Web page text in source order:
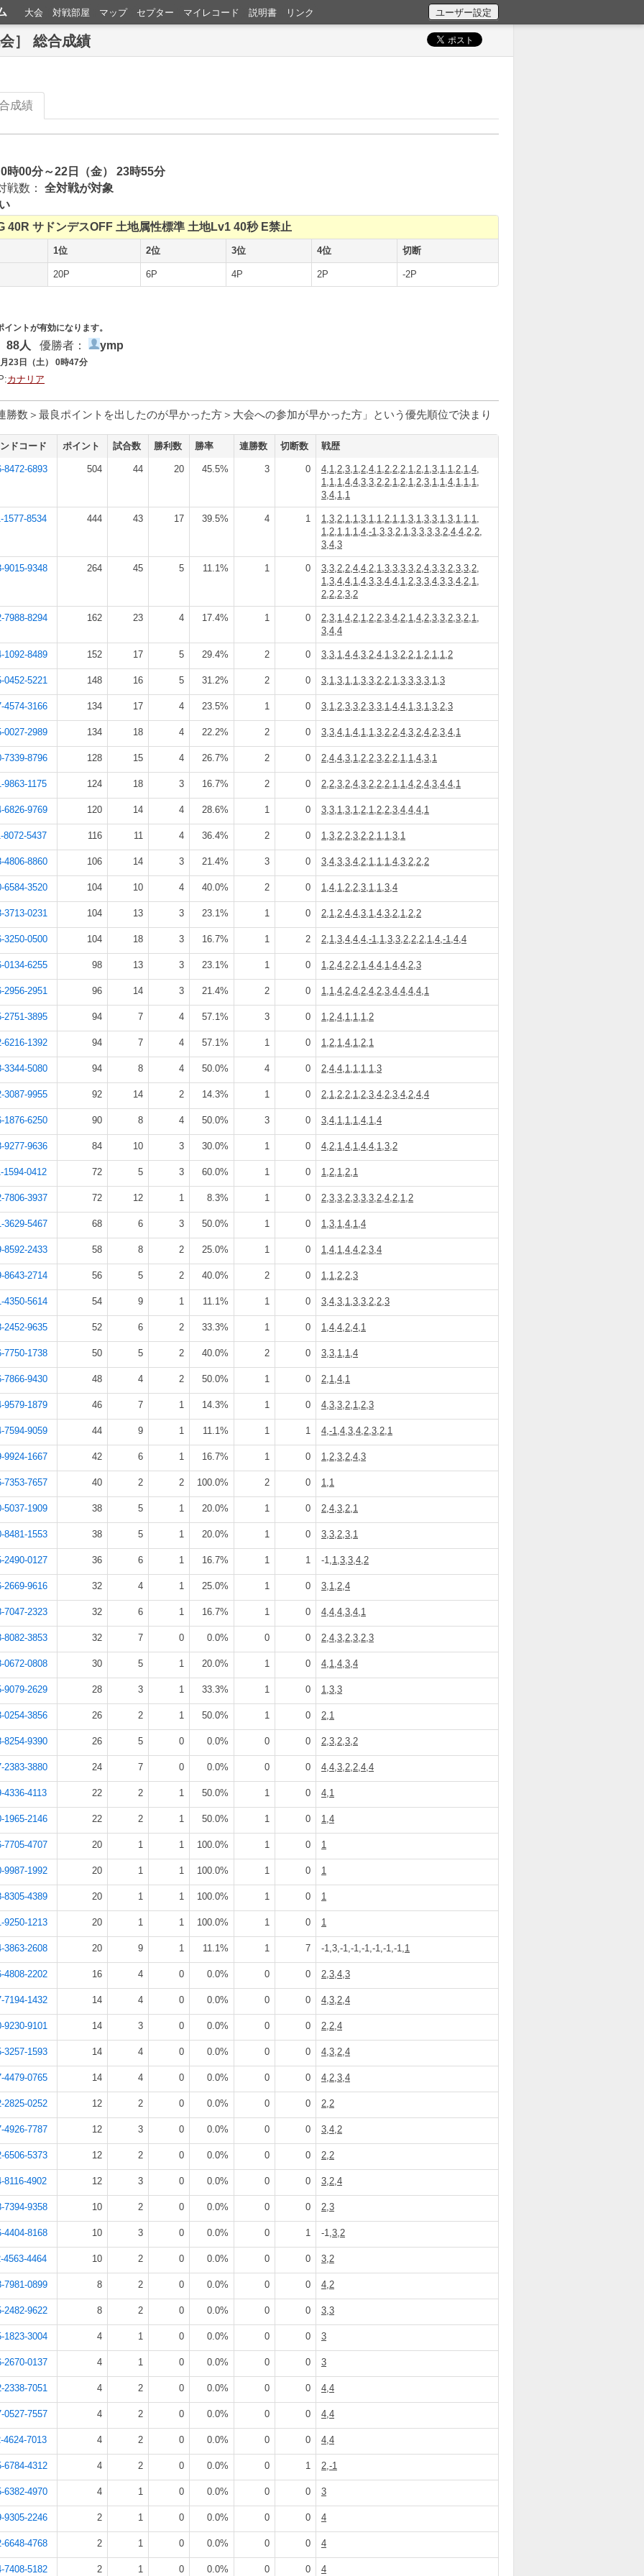
大会 対戦部屋 マップ セプター マイレコード 説明書 リンク
］ 総合成績
成績
時00分～22日（金） 23時55分
戦数： 全対戦が対象
40R サドンデスOFF 土地属性標準 土地Lv1 40秒 E禁止
1位 2位 3位 4位 切断
20P 6P 4P 2P -2P
ントが有効になります。
88人 優勝者： ymp
23日（土） 0時47分
カナリア
数＞最良ポイントを出したのが早かった方＞大会への参加が早かった方」という優先順位で決まり
ドコード ポイント 試合数 勝利数 勝率 連勝数 切断数 戦歴
8472-6893 504 44 20 45.5% 3 0
4,1,2,3,1,2,4,1,2,2,2,1,2,1,3,1,1,2,1,4,
1,1,1,4,4,3,3,2,2,1,2,1,2,3,1,1,4,1,1,1,
3,4,1,1
1577-8534 444 43 17 39.5% 4 1
1,3,2,1,1,3,1,1,2,1,1,3,1,3,3,1,3,1,1,1,
1,2,1,1,1,4,-1,3,3,2,1,3,3,3,3,2,4,4,2,2,
3,4,3
9015-9348 264 45 5 11.1% 1 0
3,3,2,2,4,4,2,1,3,3,3,3,2,4,3,3,2,3,3,2,
1,3,4,4,1,4,3,3,4,4,1,2,3,3,4,3,3,4,2,1,
2,2,2,3,2
7988-8294 162 23 4 17.4% 1 0
2,3,1,4,2,1,2,2,3,4,2,1,4,2,3,3,2,3,2,1,
3,4,4
1092-8489 152 17 5 29.4% 2 0 3,3,1,4,4,3,2,4,1,3,2,2,1,2,1,1,2
0452-5221 148 16 5 31.2% 2 0 3,1,3,1,1,3,3,2,2,1,3,3,3,3,1,3
4574-3166 134 17 4 23.5% 1 0 3,1,2,3,3,2,3,3,1,4,4,1,3,1,3,2,3
0027-2989 134 18 4 22.2% 2 0 3,3,4,1,4,1,1,3,2,2,4,3,2,4,2,3,4,1
7339-8796 128 15 4 26.7% 2 0 2,4,4,3,1,2,2,3,2,2,1,1,4,3,1
9863-1175 124 18 3 16.7% 2 0 2,2,3,2,4,3,2,2,2,1,1,4,2,4,3,4,4,1
6826-9769 120 14 4 28.6% 1 0 3,3,1,3,1,2,1,2,2,3,4,4,4,1
8072-5437 116 11 4 36.4% 2 0 1,3,2,2,3,2,2,1,1,3,1
4806-8860 106 14 3 21.4% 3 0 3,4,3,3,4,2,1,1,1,4,3,2,2,2
6584-3520 104 10 4 40.0% 2 0 1,4,1,2,2,3,1,1,3,4
3713-0231 104 13 3 23.1% 1 0 2,1,2,4,4,3,1,4,3,2,1,2,2
3250-0500 104 18 3 16.7% 1 2 2,1,3,4,4,4,-1,1,3,3,2,2,2,1,4,-1,4,4
0134-6255 98 13 3 23.1% 1 0 1,2,4,2,2,1,4,4,1,4,4,2,3
2956-2951 96 14 3 21.4% 2 0 1,1,4,2,4,2,4,2,3,4,4,4,4,1
2751-3895 94 7 4 57.1% 3 0 1,2,4,1,1,1,2
6216-1392 94 7 4 57.1% 1 0 1,2,1,4,1,2,1
3344-5080 94 8 4 50.0% 4 0 2,4,4,1,1,1,1,3
3087-9955 92 14 2 14.3% 1 0 2,1,2,2,1,2,3,4,2,3,4,2,4,4
1876-6250 90 8 4 50.0% 3 0 3,4,1,1,1,4,1,4
9277-9636 84 10 3 30.0% 1 0 4,2,1,4,1,4,4,1,3,2
1594-0412 72 5 3 60.0% 1 0 1,2,1,2,1
7806-3937 72 12 1 8.3% 1 0 2,3,3,2,3,3,3,2,4,2,1,2
3629-5467 68 6 3 50.0% 1 0 1,3,1,4,1,4
8592-2433 58 8 2 25.0% 1 0 1,4,1,4,4,2,3,4
8643-2714 56 5 2 40.0% 2 0 1,1,2,2,3
4350-5614 54 9 1 11.1% 1 0 3,4,3,1,3,3,2,2,3
2452-9635 52 6 2 33.3% 1 0 1,4,4,2,4,1
7750-1738 50 5 2 40.0% 2 0 3,3,1,1,4
7866-9430 48 4 2 50.0% 1 0 2,1,4,1
9579-1879 46 7 1 14.3% 1 0 4,3,3,2,1,2,3
7594-9059 44 9 1 11.1% 1 1 4,-1,4,3,4,2,3,2,1
9924-1667 42 6 1 16.7% 1 0 1,2,3,2,4,3
7353-7657 40 2 2 100.0% 2 0 1,1
5037-1909 38 5 1 20.0% 1 0 2,4,3,2,1
8481-1553 38 5 1 20.0% 1 0 3,3,2,3,1
2490-0127 36 6 1 16.7% 1 1 -1,1,3,3,4,2
2669-9616 32 4 1 25.0% 1 0 3,1,2,4
7047-2323 32 6 1 16.7% 1 0 4,4,4,3,4,1
8082-3853 32 7 0 0.0% 0 0 2,4,3,2,3,2,3
0672-0808 30 5 1 20.0% 1 0 4,1,4,3,4
9079-2629 28 3 1 33.3% 1 0 1,3,3
0254-3856 26 2 1 50.0% 1 0 2,1
8254-9390 26 5 0 0.0% 0 0 2,3,2,3,2
2383-3880 24 7 0 0.0% 0 0 4,4,3,2,2,4,4
4336-4113 22 2 1 50.0% 1 0 4,1
1965-2146 22 2 1 50.0% 1 0 1,4
7705-4707 20 1 1 100.0% 1 0 1
9987-1992 20 1 1 100.0% 1 0 1
8305-4389 20 1 1 100.0% 1 0 1
9250-1213 20 1 1 100.0% 1 0 1
3863-2608 20 9 1 11.1% 1 7 -1,3,-1,-1,-1,-1,-1,-1,1
4808-2202 16 4 0 0.0% 0 0 2,3,4,3
7194-1432 14 4 0 0.0% 0 0 4,3,2,4
9230-9101 14 3 0 0.0% 0 0 2,2,4
3257-1593 14 4 0 0.0% 0 0 4,3,2,4
4479-0765 14 4 0 0.0% 0 0 4,2,3,4
2825-0252 12 2 0 0.0% 0 0 2,2
4926-7787 12 3 0 0.0% 0 0 3,4,2
6506-5373 12 2 0 0.0% 0 0 2,2
8116-4902 12 3 0 0.0% 0 0 3,2,4
7394-9358 10 2 0 0.0% 0 0 2,3
4404-8168 10 3 0 0.0% 0 1 -1,3,2
4563-4464 10 2 0 0.0% 0 0 3,2
7981-0899 8 2 0 0.0% 0 0 4,2
2482-9622 8 2 0 0.0% 0 0 3,3
1823-3004 4 1 0 0.0% 0 0 3
2670-0137 4 1 0 0.0% 0 0 3
2338-7051 4 2 0 0.0% 0 0 4,4
0527-7557 4 2 0 0.0% 0 0 4,4
4624-7013 4 2 0 0.0% 0 0 4,4
6784-4312 4 2 0 0.0% 0 1 2,-1
6382-4970 4 1 0 0.0% 0 0 3
9305-2246 2 1 0 0.0% 0 0 4
6648-4768 2 1 0 0.0% 0 0 4
7408-5182 2 1 0 0.0% 0 0 4